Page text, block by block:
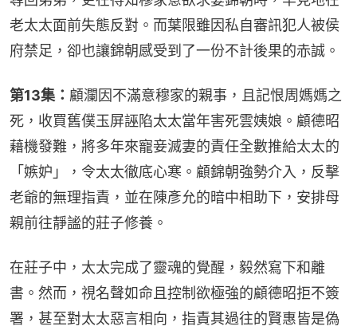
老太太面前失態反對。而葉限雖因私自審訊犯人被侯
府禁足，卻也讓錦朝感受到了一份不計後果的赤誠。
第13集： 顧瀾因不滿意穆家的親事，且記恨周媽媽之
死，收買舊僕玉屏誣陷太太當年害死雲姨娘。顧德昭
藉機發難，將多年來寵妾滅妻的責任全數推給太太的
「嫉妒」，令太太徹底心寒。顧錦朝強勢介入，反擊
老爺的無理指責，並在陳彥允的暗中相助下，安排母
親前往靜謐的莊子修養。
在莊子中，太太完成了靈魂的覺醒，毅然寫下和離
書。然而，視名聲如命且控制欲極強的顧德昭拒不簽
署，甚至對太太惡言相向，指責其過往的賢惠皆是偽